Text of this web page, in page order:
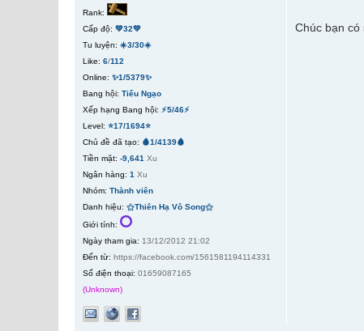
Chúc bạn có
Rank:
Cấp độ: 💚32💚
Tu luyện: ☀️3/30☀️
Like: 6/112
Online: ✨1/5379✨
Bang hội: Tiếu Ngạo
Xếp hạng Bang hội: ⚡5/46⚡
Level: ⭐17/1694⭐
Chủ đề đã tạo: 🩸1/4139🩸
Tiền mặt: -9,641 Xu
Ngân hàng: 1 Xu
Nhóm: Thành viên
Danh hiệu: ⚝Thiên Hạ Vô Song⚝
Giới tính:
Ngày tham gia: 13/12/2012 21:02
Đến từ: https://facebook.com/1561581194114331
Số điện thoại: 01659087165
(Unknown)